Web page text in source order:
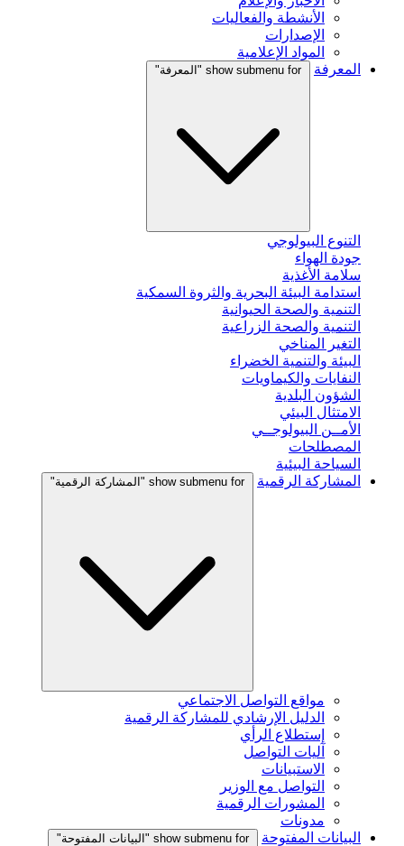
الأنشطة والفعاليات
الإصدارات
المواد الإعلامية
المعرفة
show submenu for "المعرفة"
التنوع البيولوجي
جودة الهواء
سلامة الأغذية
استدامة البيئة البحرية والثروة السمكية
التنمية والصحة الحيوانية
التنمية والصحة الزراعية
التغير المناخي
البيئة والتنمية الخضراء
النفايات والكيماويات
الشؤون البلدية
الامتثال البيئي
الأمــن البيولوجــي
المصطلحات
السياحة البيئية
المشاركة الرقمية
show submenu for "المشاركة الرقمية"
مواقع التواصل الاجتماعي
الدليل الإرشادي للمشاركة الرقمية
إستطلاع الرأي
آليات التواصل
الاستبيانات
التواصل مع الوزير
المشورات الرقمية
مدونات
البيانات المفتوحة
show submenu for "البيانات المفتوحة"